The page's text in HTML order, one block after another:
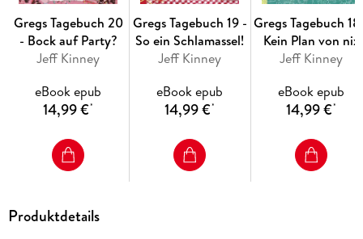
Gregs Tagebuch 20
- Bock auf Party?
Jeff Kinney
eBook epub
14,99 €*
Gregs Tagebuch 19 -
So ein Schlamassel!
Jeff Kinney
eBook epub
14,99 €*
Gregs Tagebuch
Kein Plan von nix
Jeff Kinney
eBook epub
14,99 €*
Produktdetails